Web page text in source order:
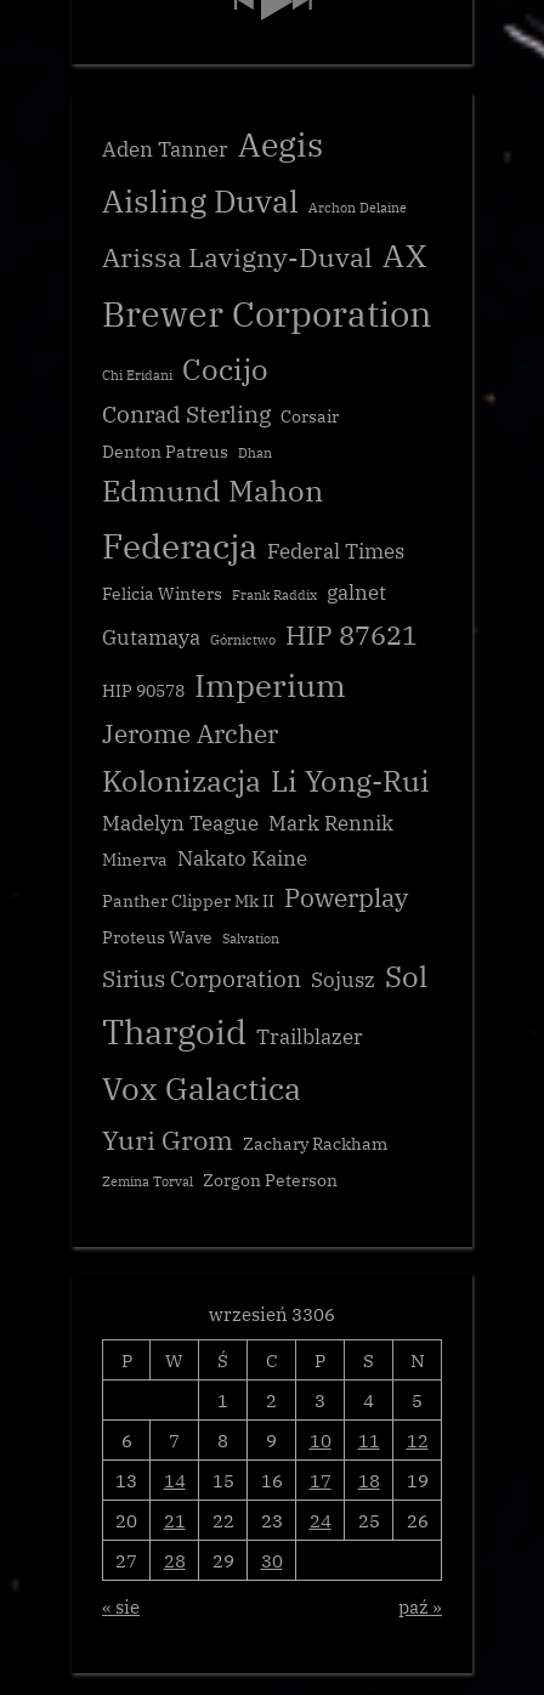
Aden Tanner Aegis
Aisling Duval Archon Delaine
Arissa Lavigny-Duval AX
Brewer Corporation
Chi Eridani Cocijo
Conrad Sterling Corsair
Denton Patreus
Dhan
Edmund Mahon
Federacja Federal Times
Felicia Winters Frank Raddix
galnet
Gutamaya Górnictwo HIP 87621
HIP 90578 Imperium
Jerome Archer
Kolonizacja Li Yong-Rui
Madelyn Teague Mark Rennik
Minerva Nakato Kaine
Panther Clipper Mk II Powerplay
Proteus Wave Salvation
Sirius Corporation Sojusz Sol
Thargoid Trailblazer
Vox Galactica
Yuri Grom Zachary Rackham
Zemina Torval Zorgon Peterson
wrzesień 3306
P
W Ś C P S
N
1
2 3 4
5
6
7 8 9 10 11
12
13
14 15 16 17 18
19
20
21 22 23 24 25
26
27
28 29
30
« sie
paź »